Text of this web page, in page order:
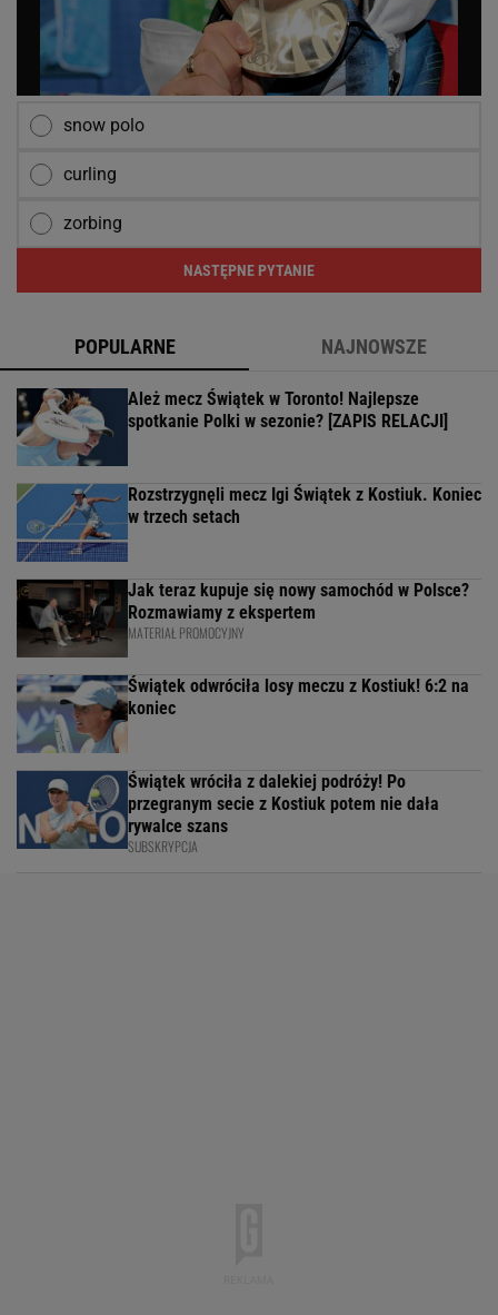
snow polo
curling
zorbing
NASTĘPNE PYTANIE
POPULARNE NAJNOWSZE
Ależ mecz Świątek w Toronto! Najlepsze
spotkanie Polki w sezonie? [ZAPIS RELACJI]
Rozstrzygnęli mecz Igi Świątek z Kostiuk. Koniec
w trzech setach
Jak teraz kupuje się nowy samochód w Polsce?
Rozmawiamy z ekspertem
MATERIAŁ PROMOCYJNY
Świątek odwróciła losy meczu z Kostiuk! 6:2 na
koniec
Świątek wróciła z dalekiej podróży! Po
przegranym secie z Kostiuk potem nie dała
rywalce szans
SUBSKRYPCJA